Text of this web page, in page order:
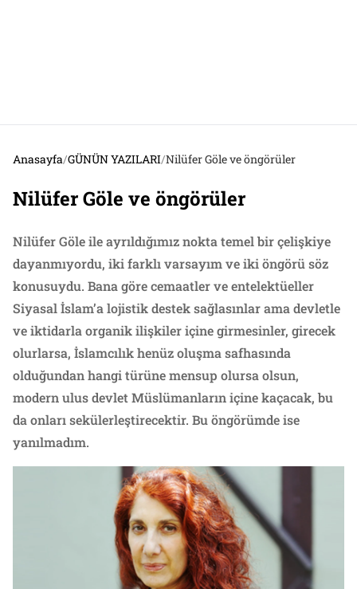
Anasayfa/GÜNÜN YAZILARI/Nilüfer Göle ve öngörüler
Nilüfer Göle ve öngörüler
Nilüfer Göle ile ayrıldığımız nokta temel bir çelişkiye
dayanmıyordu, iki farklı varsayım ve iki öngörü söz
konusuydu. Bana göre cemaatler ve entelektüeller
Siyasal İslam’a lojistik destek sağlasınlar ama devletle
ve iktidarla organik ilişkiler içine girmesinler, girecek
olurlarsa, İslamcılık henüz oluşma safhasında
olduğundan hangi türüne mensup olursa olsun,
modern ulus devlet Müslümanların içine kaçacak, bu
da onları sekülerleştirecektir. Bu öngörümde ise
yanılmadım.